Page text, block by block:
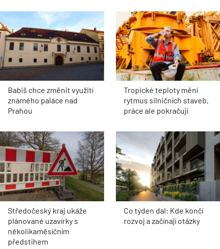
Babiš chce změnit využití
známého paláce nad
Prahou
Tropické teploty mění
rytmus silničních staveb,
práce ale pokračují
Středočeský kraj ukáže
plánované uzavírky s
několikaměsíčním
předstihem
Co týden dal: Kde končí
rozvoj a začínají otázky